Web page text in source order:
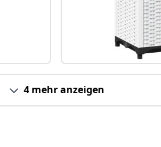
4 mehr anzeigen